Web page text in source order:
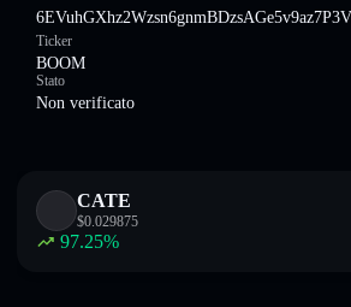
Ticker
BOOM
Stato
Non verificato
CATE
$0.029875
97.25%